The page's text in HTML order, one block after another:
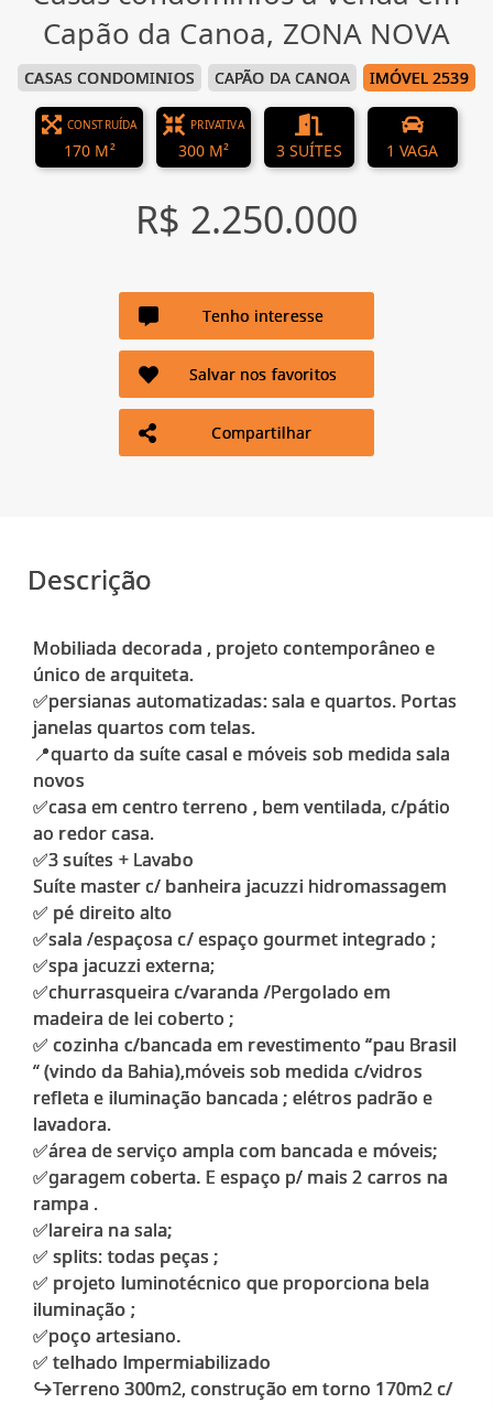
Capão da Canoa, ZONA NOVA
CASAS CONDOMINIOS CAPÃO DA CANOA IMÓVEL 2539
CONSTRUÍDA
170 M²
PRIVATIVA
300 M² 3 SUÍTES 1 VAGA
R$ 2.250.000
Tenho interesse
Salvar nos favoritos
Compartilhar
Descrição
Mobiliada decorada , projeto contemporâneo e
único de arquiteta.
✅persianas automatizadas: sala e quartos. Portas
janelas quartos com telas.
📍quarto da suíte casal e móveis sob medida sala
novos
✅casa em centro terreno , bem ventilada, c/pátio
ao redor casa.
✅3 suítes + Lavabo
Suíte master c/ banheira jacuzzi hidromassagem
✅ pé direito alto
✅sala /espaçosa c/ espaço gourmet integrado ;
✅spa jacuzzi externa;
✅churrasqueira c/varanda /Pergolado em
madeira de lei coberto ;
✅ cozinha c/bancada em revestimento “pau Brasil
“ (vindo da Bahia),móveis sob medida c/vidros
refleta e iluminação bancada ; elétros padrão e
lavadora.
✅área de serviço ampla com bancada e móveis;
✅garagem coberta. E espaço p/ mais 2 carros na
rampa .
✅lareira na sala;
✅ splits: todas peças ;
✅ projeto luminotécnico que proporciona bela
iluminação ;
✅poço artesiano.
✅ telhado lmpermiabilizado
↪️Terreno 300m2, construção em torno 170m2 c/